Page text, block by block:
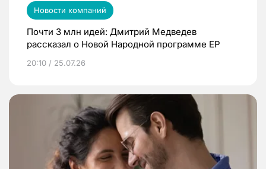
Новости компаний
Почти 3 млн идей: Дмитрий Медведев
рассказал о Новой Народной программе ЕР
20:10 / 25.07.26